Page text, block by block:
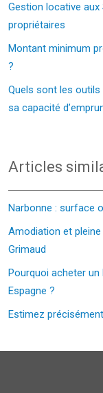
Gestion locative aux
propriétaires
Montant minimum
?
Quels sont les
sa capacité
Articles
Narbonne : surface
Amodiation et
Grimaud
Pourquoi acheter
Espagne ?
Estimez